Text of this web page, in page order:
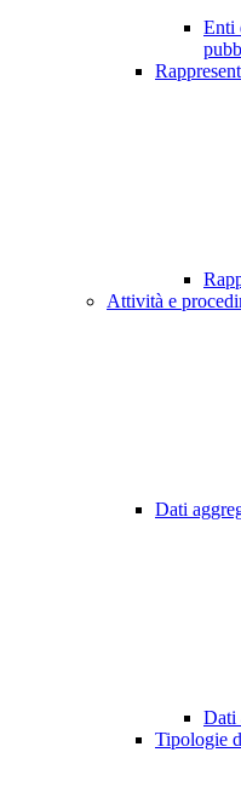
Enti
Attività e
Dati
Dati
Tipologie